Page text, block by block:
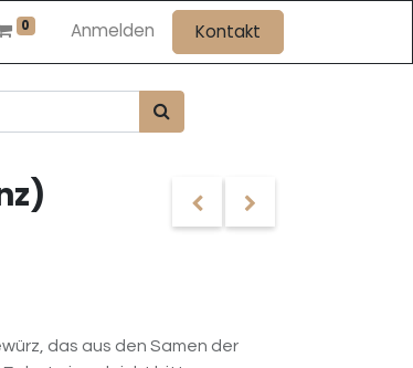
0 Anmelden Kontakt
das aus den Samen der